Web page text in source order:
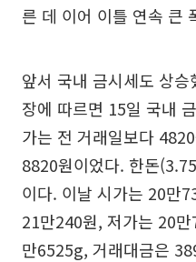
른 데 이어 이틀 연속 큰
앞서 국내 금시세도 상
장에 따르면 15일 국내
가는 전 거래일보다
8820원이었다. 한돈
이다. 이날 시가는 20만
21만240원, 저가는 20
만6525g, 거래대금은